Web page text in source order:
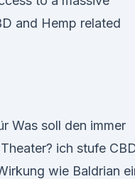
and Hemp related
Was soll den immer
ich stufe
wie Baldrian